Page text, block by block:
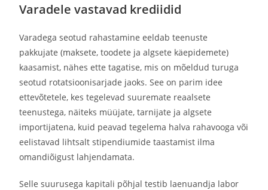
Varadele vastavad krediidid
Varadega seotud rahastamine eeldab teenuste
pakkujate (maksete, toodete ja algsete käepidemete)
kaasamist, nähes ette tagatise, mis on mõeldud turuga
seotud rotatsioonisarjade jaoks. See on parim idee
ettevõtetele, kes tegelevad suuremate reaalsete
teenustega, näiteks müüjate, tarnijate ja algsete
importijatena, kuid peavad tegelema halva rahavooga või
eelistavad lihtsalt stipendiumide taastamist ilma
omandiõigust lahjendamata.
Selle suurusega kapitali põhjal testib laenuandja labor